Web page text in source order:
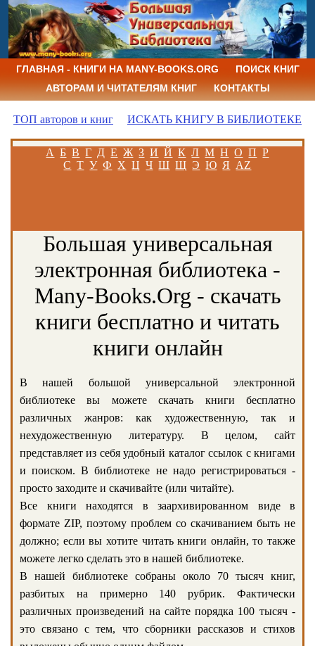
ГЛАВНАЯ - КНИГИ НА MANY-BOOKS.ORG
ПОИСК КНИГ
АВТОРАМ И ЧИТАТЕЛЯМ КНИГ
КОНТАКТЫ
ТОП авторов и книг ИСКАТЬ КНИГУ В БИБЛИОТЕКЕ
А Б В Г Д Е Ж З И Й К Л М Н О П Р
С Т У Ф Х Ц Ч Ш Щ Э Ю Я AZ
Большая универсальная
электронная библиотека -
Many-Books.Org - скачать
книги бесплатно и читать
книги онлайн
В нашей большой универсальной электронной
библиотеке вы можете скачать книги бесплатно
различных жанров: как художественную, так и
нехудожественную литературу. В целом, сайт
представляет из себя удобный каталог ссылок с книгами
и поиском. В библиотеке не надо регистрироваться -
просто заходите и скачивайте (или читайте).
Все книги находятся в заархивированном виде в
формате ZIP, поэтому проблем со скачиванием быть не
должно; если вы хотите читать книги онлайн, то также
можете легко сделать это в нашей библиотеке.
В нашей библиотеке собраны около 70 тысяч книг,
разбитых на примерно 140 рубрик. Фактически
различных произведений на сайте порядка 100 тысяч -
это связано с тем, что сборники рассказов и стихов